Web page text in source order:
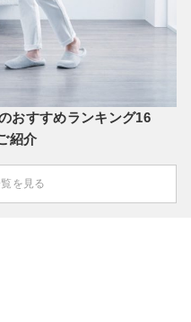
おすすめランキング16
紹介
を見る